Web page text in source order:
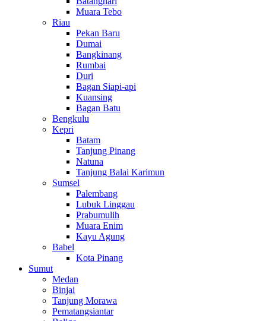
Muara Tebo
Riau
Pekan Baru
Dumai
Bangkinang
Rumbai
Duri
Bagan Siapi-api
Kuansing
Bagan Batu
Bengkulu
Kepri
Batam
Tanjung Pinang
Natuna
Tanjung Balai Karimun
Sumsel
Palembang
Lubuk Linggau
Prabumulih
Muara Enim
Kayu Agung
Babel
Kota Pinang
Sumut
Medan
Binjai
Tanjung Morawa
Pematangsiantar